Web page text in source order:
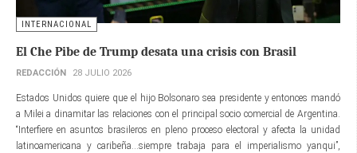
INTERNACIONAL
El Che Pibe de Trump desata una crisis con Brasil
REDACCIÓN 28 JULIO 2026
Estados Unidos quiere que el hijo Bolsonaro sea presidente y entonces mandó
a Milei a dinamitar las relaciones con el principal socio comercial de Argentina.
“Interfiere en asuntos brasileros en pleno proceso electoral y afecta la unidad
latinoamericana y caribeña...siempre trabaja para el imperialismo yanqui”,